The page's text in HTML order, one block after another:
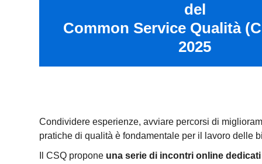
del
Common Service Qualità
2025
Condividere esperienze, avviare percorsi di
pratiche di qualità è fondamentale per il lavoro delle
Il CSQ propone una serie di incontri online dedicati